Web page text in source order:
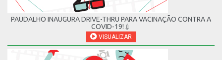
PAUDALHO INAUGURA DRIVE-THRU PARA VACINAÇÃO CONTRA A
COVID-19!💉
VISUALIZAR